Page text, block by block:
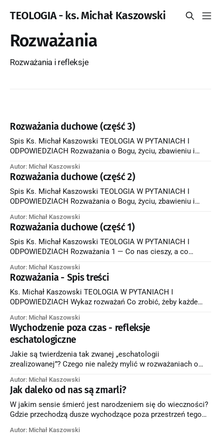
TEOLOGIA - ks. Michał Kaszowski
Rozważania
Rozważania i refleksje
Rozważania duchowe (część 3)
Spis Ks. Michał Kaszowski TEOLOGIA W PYTANIACH I
ODPOWIEDZIACH Rozważania o Bogu, życiu, zbawieniu i
niebieskiego Jezus powiedział do swoich uczniów słowa,
które ich przeraziły: "Zaprawdę, powiadam wam: Bogaty z
trudnością wejdzie do królestwa niebieskiego. Jeszcze raz
wam powiadam: łatwiej jest wielbłądowi
Autor: Michał Kaszowski
Rozważania duchowe (część 2)
Spis Ks. Michał Kaszowski TEOLOGIA W PYTANIACH I
ODPOWIEDZIACH Rozważania o Bogu, życiu, zbawieniu i
cierpienia pomagają nam lepiej zrozumieć ból i troski innych.
To samo odnosi się do Jezusa Chrystusa, który za życia
ziemskiego zetknął się z lekceważeniem, zdradą, pogardą,
okrucieństwem. Z tego
Autor: Michał Kaszowski
Rozważania duchowe (część 1)
Spis Ks. Michał Kaszowski TEOLOGIA W PYTANIACH I
ODPOWIEDZIACH Rozważania 1 — Co nas cieszy, a co
rodzą w nas pokój i powiększają nasze szczęście, inne
natomiast niepokoją nas, dręczą, sprawiają ból. Gdybyśmy
umieli dokładnie poznać czynniki sprawiające nam przykrość
i te, które wywołują
Autor: Michał Kaszowski
Rozważania - Spis treści
Ks. Michał Kaszowski TEOLOGIA W PYTANIACH I
ODPOWIEDZIACH Wykaz rozważań Co zrobić, żeby każde
stanie się modlitwa, jeśli: Będziemy w czasie rozważania
stale zadawać Bogu pytanie: "Boże, co chcesz mi powiedzieć
przez rozważane słowa, do czego mnie wzywasz?" Nie
będziemy w
Autor: Michał Kaszowski
Wychodzenie poza czas - refleksje
eschatologiczne
Jakie są twierdzenia tak zwanej „eschatologii
zrealizowanej”? Czego nie należy mylić w rozważaniach o
czasowe”, które dzielą jej odłączenie się od ciała od tego, co
obiektywnie dopiero nastąpi? W jakim sensie śmierć jest
wyjściem poza ziemskie formy mierzenia czasu? Czy
kiedykolwiek człowiek stanie się
Autor: Michał Kaszowski
Jak daleko od nas są zmarli?
W jakim sensie śmierć jest narodzeniem się do wieczności?
Gdzie przechodzą dusze wychodzące poza przestrzeń tego
wyobrazić przestrzennie miejsce przebywania zmarłych? W
Autor: Michał Kaszowski